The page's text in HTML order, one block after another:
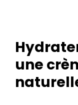
une